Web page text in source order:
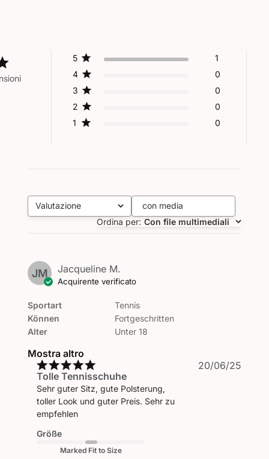
5
1
4
0
3
0
2
0
1
0
Valutazione
Tutte le valutazioni
con media
Ordina per: Con file multimediali
JM Jacqueline M.
Acquirente verificato
Sportart
Können
Alter
Tennis
Fortgeschritten
Unter 18
Mostra altro
Tolle Tennisschuhe
Sehr guter Sitz, gute Polsterung,
toller Look und guter Preis. Sehr zu
empfehlen
Größe
Marked Fit to Size
Data
20/06/25